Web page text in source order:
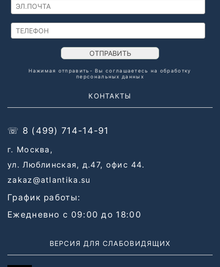
ОТПРАВИТЬ
Нажимая отправить- Вы соглашаетесь на обработку
персональных данных
КОНТАКТЫ
☏ 8 (499) 714-14-91
г. Москва,
ул. Люблинская, д.47, офис 44.
zakaz@atlantika.su
График работы:
Ежедневно с 09:00 до 18:00
ВЕРСИЯ ДЛЯ СЛАБОВИДЯЩИХ